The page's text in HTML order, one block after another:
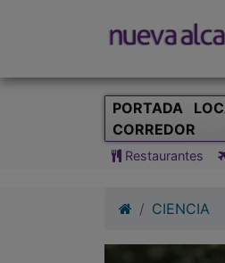
PORTADA
CORREDOR
Restaurantes
CIENCIA